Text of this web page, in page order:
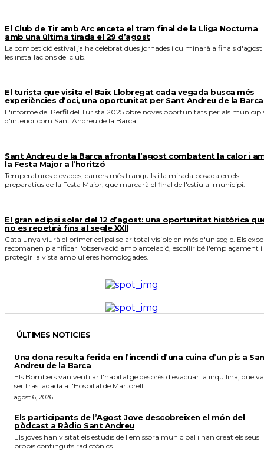
El Club de Tir amb Arc enceta el tram final de la Lliga Nocturna
amb una última tirada el 29 d’agost
La competició estival ja ha celebrat dues jornades i culminarà a finals d'agost
les instal·lacions del club.
El turista que visita el Baix Llobregat cada vegada busca més
experiències d’oci, una oportunitat per Sant Andreu de la Barca
L'informe del Perfil del Turista 2025 obre noves oportunitats per als
d'interior com Sant Andreu de la Barca.
Sant Andreu de la Barca afronta l’agost combatent la calor i
la Festa Major a l’horitzó
Temperatures elevades, carrers més tranquils i la mirada posada en els
preparatius de la Festa Major, que marcarà el final de l'estiu al municipi.
El gran eclipsi solar del 12 d’agost: una oportunitat històrica
no es repetirà fins al segle XXII
Catalunya viurà el primer eclipsi solar total visible en més d'un segle. Els
recomanen planificar l'observació amb antelació, escollir bé l'emplaçament i
protegir la vista amb ulleres homologades.
ÚLTIMES NOTICIES
Una dona resulta ferida en l’incendi d’una cuina d’un pis a
Andreu de la Barca
Els Bombers van ventilar l'habitatge després d'evacuar la inquilina, que va
ser traslladada a l'Hospital de Martorell.
agost 6, 2026
Els participants de l’Agost Jove descobreixen el món del
pòdcast a Ràdio Sant Andreu
Els joves han visitat els estudis de l'emissora municipal i han creat els seus
propis continguts radiofònics.